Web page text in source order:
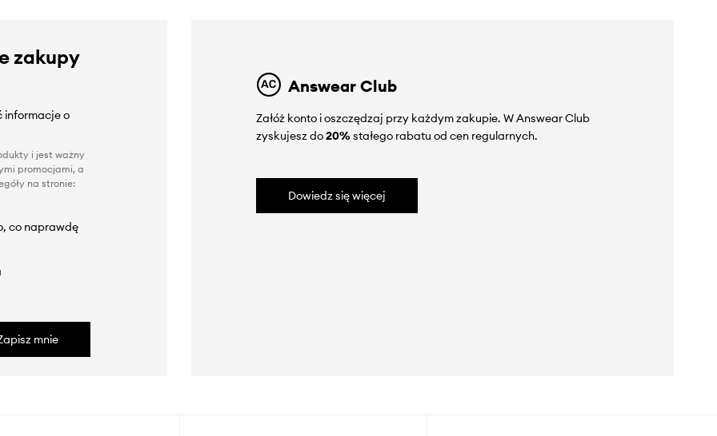
zakupy
informacje o
i jest ważny
promocjami, a
na stronie:
co naprawdę
mnie
Answear Club
Załóż konto i oszczędzaj przy każdym zakupie. W Answear Club
zyskujesz do20%stałego rabatu od cen regularnych.
Dowiedz się więcej